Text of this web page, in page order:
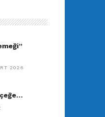
2026